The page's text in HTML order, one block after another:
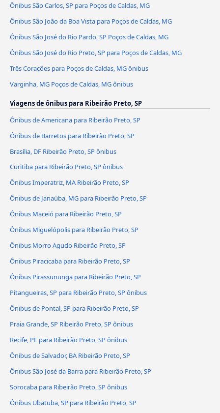
Ônibus São Carlos, SP para Poços de Caldas, MG
Ônibus São João da Boa Vista para Poços de Caldas, MG
Ônibus São José do Rio Pardo, SP Poços de Caldas, MG
Ônibus São José do Rio Preto, SP para Poços de Caldas, MG
Três Corações para Poços de Caldas, MG ônibus
Varginha, MG Poços de Caldas, MG ônibus
Viagens de ônibus para Ribeirão Preto, SP
Ônibus de Americana para Ribeirão Preto, SP
Ônibus de Barretos para Ribeirão Preto, SP
Brasília, DF Ribeirão Preto, SP ônibus
Curitiba para Ribeirão Preto, SP ônibus
Ônibus Imperatriz, MA Ribeirão Preto, SP
Ônibus de Janaúba, MG para Ribeirão Preto, SP
Ônibus Maceió para Ribeirão Preto, SP
Ônibus Miguelópolis para Ribeirão Preto, SP
Ônibus Morro Agudo Ribeirão Preto, SP
Ônibus Piracicaba para Ribeirão Preto, SP
Ônibus Pirassununga para Ribeirão Preto, SP
Pitangueiras, SP para Ribeirão Preto, SP ônibus
Ônibus de Pontal, SP para Ribeirão Preto, SP
Praia Grande, SP Ribeirão Preto, SP ônibus
Recife, PE para Ribeirão Preto, SP ônibus
Ônibus de Salvador, BA Ribeirão Preto, SP
Ônibus São José da Barra para Ribeirão Preto, SP
Sorocaba para Ribeirão Preto, SP ônibus
Ônibus Ubatuba, SP para Ribeirão Preto, SP